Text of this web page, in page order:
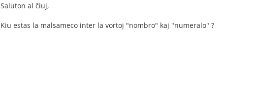
Saluton al ĉiuj,
Kiu estas la malsameco inter la vortoj "nombro" kaj "numeralo" ?